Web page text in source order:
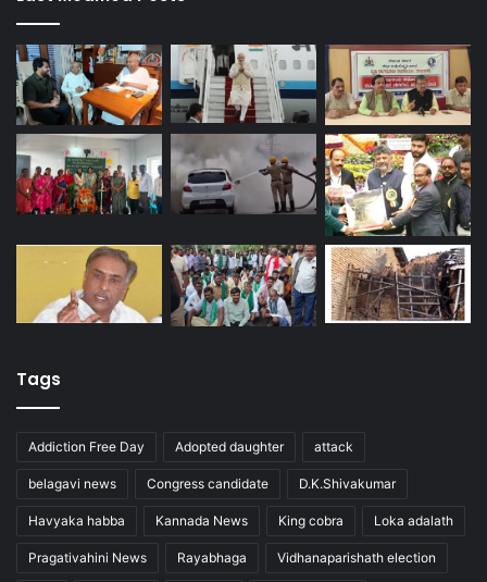
Tags
Addiction Free Day Adopted daughter attack
belagavi news Congress candidate D.K.Shivakumar
Havyaka habba Kannada News King cobra Loka adalath
Pragativahini News Rayabhaga Vidhanaparishath election